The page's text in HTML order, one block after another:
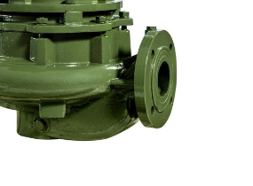
In-Line Saer L-2P 80-125-